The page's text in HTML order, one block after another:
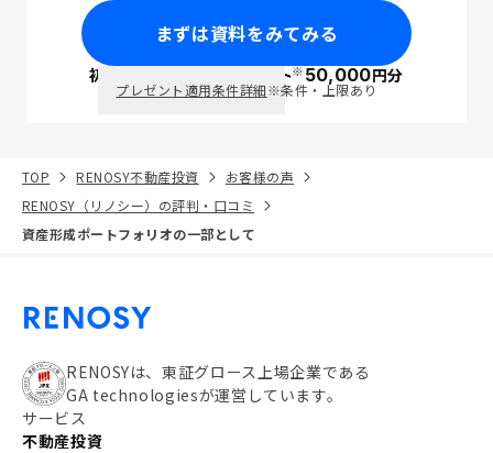
まずは資料をみてみる
初回面談で ポイント※50,000円分
プレゼント適用条件詳細※条件・上限あり
TOP RENOSY不動産投資
お客様の声
RENOSY（リノシー）の評判・口コミ
資産形成ポートフォリオの一部として
RENOSYは、東証グロース上場企業である
GA technologiesが運営しています。
サービス
不動産投資